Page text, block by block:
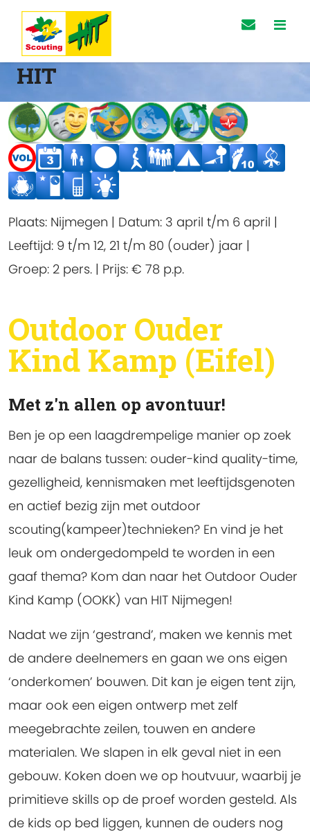
HIT
Plaats: Nijmegen | Datum: 3 april t/m 6 april |
Leeftijd: 9 t/m 12, 21 t/m 80 (ouder) jaar |
Groep: 2 pers. | Prijs: € 78 p.p.
Outdoor Ouder
Kind Kamp (Eifel)
Met z'n allen op avontuur!
Ben je op een laagdrempelige manier op zoek
naar de balans tussen: ouder-kind quality-time,
gezelligheid, kennismaken met leeftijdsgenoten
en actief bezig zijn met outdoor
scouting(kampeer)technieken? En vind je het
leuk om ondergedompeld te worden in een
gaaf thema? Kom dan naar het Outdoor Ouder
Kind Kamp (OOKK) van HIT Nijmegen!
Nadat we zijn ‘gestrand’, maken we kennis met
de andere deelnemers en gaan we ons eigen
‘onderkomen’ bouwen. Dit kan je eigen tent zijn,
maar ook een eigen ontwerp met zelf
meegebrachte zeilen, touwen en andere
materialen. We slapen in elk geval niet in een
gebouw. Koken doen we op houtvuur, waarbij je
primitieve skills op de proef worden gesteld. Als
de kids op bed liggen, kunnen de ouders nog